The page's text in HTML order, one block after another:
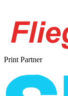
Print Partner